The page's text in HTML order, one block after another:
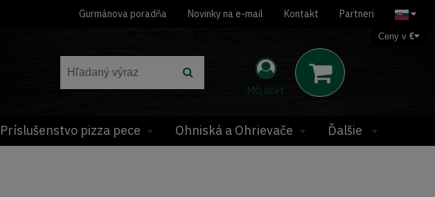
Gurmánova poradňa Novinky na e-mail Kontakt Partneri
Môj účet
Ceny v €
Príslušenstvo pizza pece Ohniská a Ohrievače Ďalšie